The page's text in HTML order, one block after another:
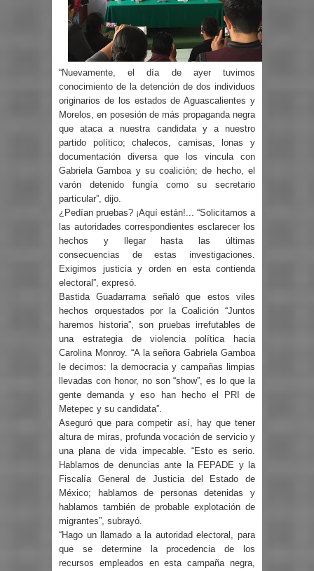
“Nuevamente, el día de ayer tuvimos
conocimiento de la detención de dos individuos
originarios de los estados de Aguascalientes y
Morelos, en posesión de más propaganda negra
que ataca a nuestra candidata y a nuestro
partido político; chalecos, camisas, lonas y
documentación diversa que los vincula con
Gabriela Gamboa y su coalición; de hecho, el
varón detenido fungía como su secretario
particular”, dijo.
¿Pedían pruebas? ¡Aquí están!... “Solicitamos a
las autoridades correspondientes esclarecer los
hechos y llegar hasta las últimas
consecuencias de estas investigaciones.
Exigimos justicia y orden en esta contienda
electoral”, expresó.
Bastida Guadarrama señaló que estos viles
hechos orquestados por la Coalición “Juntos
haremos historia”, son pruebas irrefutables de
una estrategia de violencia política hacia
Carolina Monroy. “A la señora Gabriela Gamboa
le decimos: la democracia y campañas limpias
llevadas con honor, no son “show”, es lo que la
gente demanda y eso han hecho el PRI de
Metepec y su candidata”.
Aseguró que para competir así, hay que tener
altura de miras, profunda vocación de servicio y
una plana de vida impecable. “Esto es serio.
Hablamos de denuncias ante la FEPADE y la
Fiscalía General de Justicia del Estado de
México; hablamos de personas detenidas y
hablamos también de probable explotación de
migrantes”, subrayó.
“Hago un llamado a la autoridad electoral, para
que se determine la procedencia de los
recursos empleados en esta campaña negra,